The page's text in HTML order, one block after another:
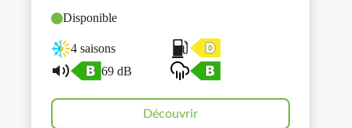
Disponible
4 saisons
69 dB
Découvrir